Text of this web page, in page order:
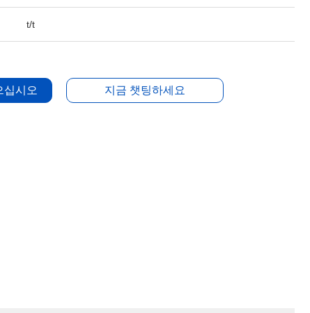
t/t
십시오 지금 챗팅하세요